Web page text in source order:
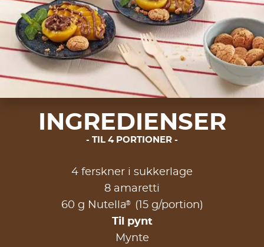
INGREDIENSER
TIL 4 PORTIONER
4 ferskner i sukkerlage
8 amaretti
60 g Nutella®
(15 g/portion)
Til pynt
Mynte